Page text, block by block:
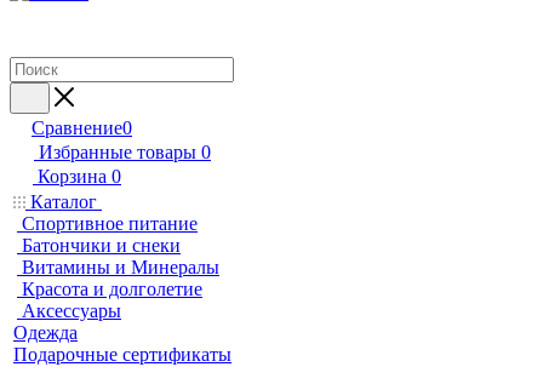
Сравнение0
Избранные товары 0
Корзина 0
Каталог
Спортивное питание
Батончики и снеки
Витамины и Минералы
Красота и долголетие
Аксессуары
Одежда
Подарочные сертификаты